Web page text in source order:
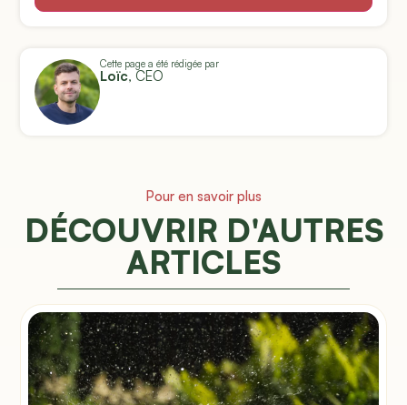
Cette page a été rédigée par
Loïc, CEO
Pour en savoir plus
DÉCOUVRIR D'AUTRES
ARTICLES